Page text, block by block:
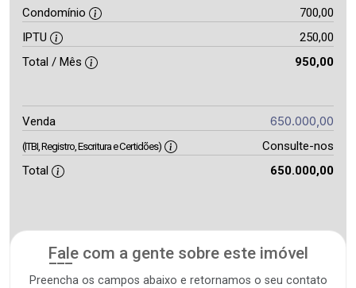
Condomínio
700,00
IPTU
250,00
Total / Mês
950,00
Venda 650.000,00
(ITBI, Registro, Escritura e Certidões)
Consulte-nos
Total
650.000,00
Fale com a gente sobre este imóvel
Preencha os campos abaixo e retornamos o seu contato